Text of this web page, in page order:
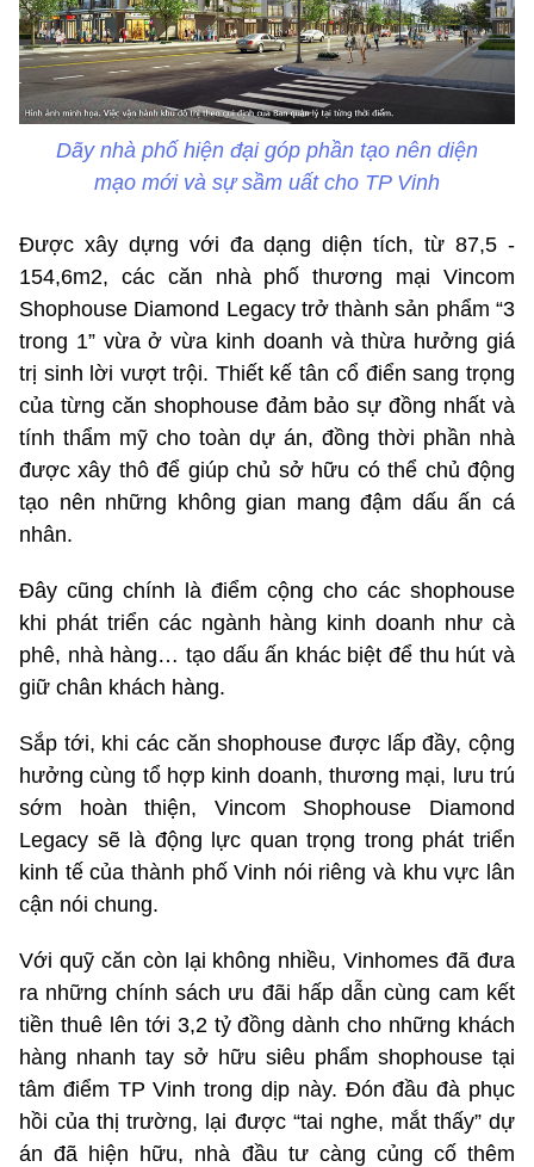
Dãy nhà phố hiện đại góp phần tạo nên diện
mạo mới và sự sầm uất cho TP Vinh
Được xây dựng với đa dạng diện tích, từ 87,5 -
154,6m2, các căn nhà phố thương mại Vincom
Shophouse Diamond Legacy trở thành sản phẩm “3
trong 1” vừa ở vừa kinh doanh và thừa hưởng giá
trị sinh lời vượt trội. Thiết kế tân cổ điển sang trọng
của từng căn shophouse đảm bảo sự đồng nhất và
tính thẩm mỹ cho toàn dự án, đồng thời phần nhà
được xây thô để giúp chủ sở hữu có thể chủ động
tạo nên những không gian mang đậm dấu ấn cá
nhân.
Đây cũng chính là điểm cộng cho các shophouse
khi phát triển các ngành hàng kinh doanh như cà
phê, nhà hàng… tạo dấu ấn khác biệt để thu hút và
giữ chân khách hàng.
Sắp tới, khi các căn shophouse được lấp đầy, cộng
hưởng cùng tổ hợp kinh doanh, thương mại, lưu trú
sớm hoàn thiện, Vincom Shophouse Diamond
Legacy sẽ là động lực quan trọng trong phát triển
kinh tế của thành phố Vinh nói riêng và khu vực lân
cận nói chung.
Với quỹ căn còn lại không nhiều, Vinhomes đã đưa
ra những chính sách ưu đãi hấp dẫn cùng cam kết
tiền thuê lên tới 3,2 tỷ đồng dành cho những khách
hàng nhanh tay sở hữu siêu phẩm shophouse tại
tâm điểm TP Vinh trong dịp này. Đón đầu đà phục
hồi của thị trường, lại được “tai nghe, mắt thấy” dự
án đã hiện hữu, nhà đầu tư càng củng cố thêm